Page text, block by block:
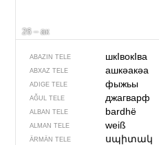
26 – ак
ABAZIN TELE шкIвокIва
ABXAZ TELE ашкәакәа
ADIGE TELE фыжьы
AĞUL TELE джагварф
ALBAN TELE bardhë
ALMAN TELE weiß
ÄRMÄN TELE սպիտակ